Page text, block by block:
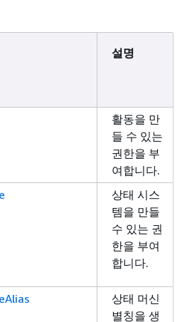
설명
활동을 만
들 수 있는
권한을 부
여합니다.
상태 시스
템을 만들
수 있는 권
한을 부여
합니다.
상태 머신
별칭을 생